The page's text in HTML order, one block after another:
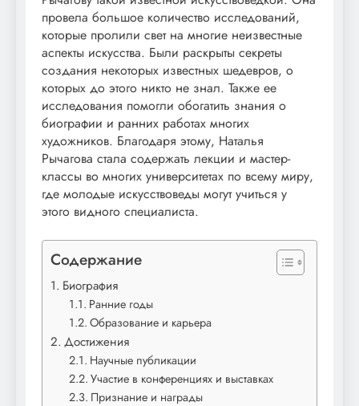
провела большое количество исследований,
которые пролили свет на многие неизвестные
аспекты искусства. Были раскрыты секреты
создания некоторых известных шедевров, о
которых до этого никто не знал. Также ее
исследования помогли обогатить знания о
биографии и ранних работах многих
художников. Благодаря этому, Наталья
Рычагова стала содержать лекции и мастер-
классы во многих университетах по всему миру,
где молодые искусствоведы могут учиться у
этого видного специалиста.
Содержание
Биография
Ранние годы
Образование и карьера
Достижения
Научные публикации
Участие в конференциях и выставках
Признание и награды